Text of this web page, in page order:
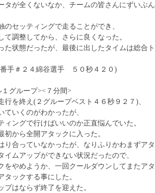
タが全くないなか、チームの皆さんにずいぶ
のセッティングで走ることができ、
て調整してから、さらに良くなった。
た状態だったが、最後に出したタイムは総合
手＃２４綿谷選手 ５０秒４２０)
グループ><７分間>
行を終え(２グループベスト４６秒９２７)、
ていくのがわかったが、
ィングで行けばいいのか正直悩んでいた。
初から全開アタックに入った。
り合っていなかったが、なりふりかわまずア
イムアップができない状況だったので、
をやめようか、一回クールダウンしてまたア
タックする事にした。
プはならず終了を迎えた。